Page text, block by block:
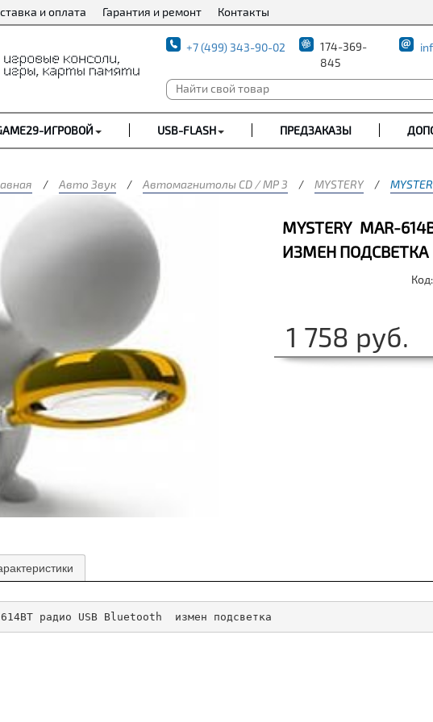
и оплата Гарантия и ремонт Контакты
+7 (499) 343-90-02
174-369-
845
ИГРОВОЙ USB-FLASH ПРЕДЗАКАЗЫ
/ Авто Звук / Автомагнитолы CD / MP 3 / MYSTERY /
MYSTERY MAR-
ИЗМЕН ПОДСВЕТКА
1 758 руб.
614BT радио USB Bluetooth  измен подсветка